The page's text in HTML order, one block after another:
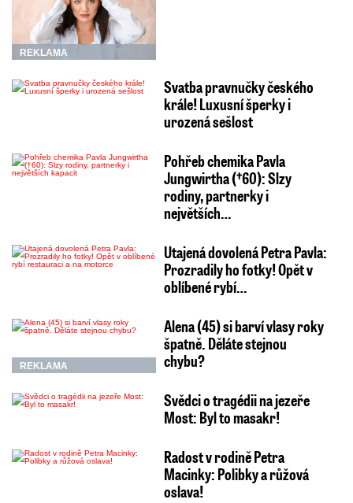
REKLAMA
Svatba pravnučky českého
krále! Luxusní šperky i
urozená sešlost
Pohřeb chemika Pavla
Jungwirtha (†60): Slzy
rodiny, partnerky i
největších…
Utajená dovolená Petra Pavla:
Prozradily ho fotky! Opět v
oblíbené rybí…
REKLAMA
Alena (45) si barví vlasy roky
špatně. Děláte stejnou
chybu?
Svědci o tragédii na jezeře
Most: Byl to masakr!
Radost v rodině Petra
Macinky: Polibky a růžová
oslava!